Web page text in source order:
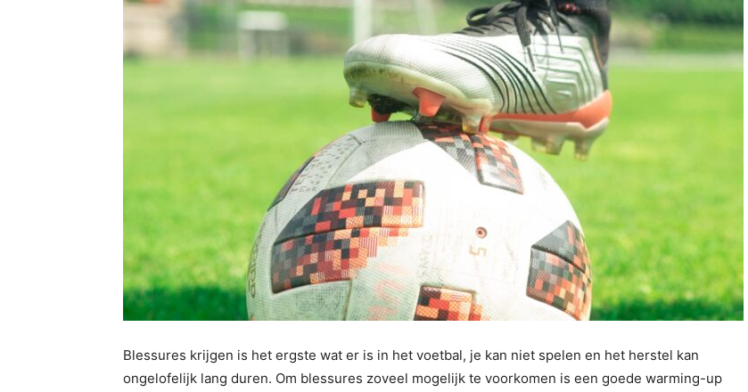
Blessures krijgen is het ergste wat er is in het voetbal, je kan niet spelen en het herstel kan
ongelofelijk lang duren. Om blessures zoveel mogelijk te voorkomen is een goede warming-up